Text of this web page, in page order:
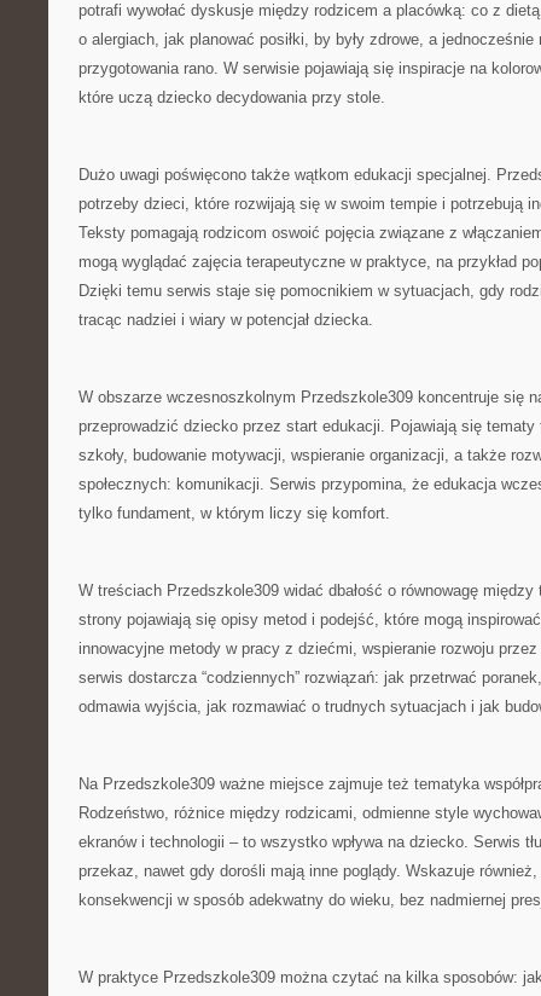
potrafi wywołać dyskusje między rodzicem a placówką: co z
o alergiach, jak planować posiłki, by były zdrowe, a
przygotowania rano. W serwisie pojawiają się inspiracje na
które uczą dziecko decydowania przy stole.
Dużo uwagi poświęcono także wątkom edukacji specjalnej.
potrzeby dzieci, które rozwijają się w swoim tempie i potrzebują
Teksty pomagają rodzicom oswoić pojęcia związane z
mogą wyglądać zajęcia terapeutyczne w praktyce, na przykład
Dzięki temu serwis staje się pomocnikiem w sytuacjach, gdy
tracąc nadziei i wiary w potencjał dziecka.
W obszarze wczesnoszkolnym Przedszkole309 koncentruje się
przeprowadzić dziecko przez start edukacji. Pojawiają się
szkoły, budowanie motywacji, wspieranie organizacji, a także
społecznych: komunikacji. Serwis przypomina, że edukacja
tylko fundament, w którym liczy się komfort.
W treściach Przedszkole309 widać dbałość o równowagę
strony pojawiają się opisy metod i podejść, które mogą
innowacyjne metody w pracy z dziećmi, wspieranie rozwoju
serwis dostarcza “codziennych” rozwiązań: jak przetrwać
odmawia wyjścia, jak rozmawiać o trudnych sytuacjach i jak
Na Przedszkole309 ważne miejsce zajmuje też tematyka
Rodzeństwo, różnice między rodzicami, odmienne style
ekranów i technologii – to wszystko wpływa na dziecko. Serwis
przekaz, nawet gdy dorośli mają inne poglądy. Wskazuje
konsekwencji w sposób adekwatny do wieku, bez nadmiernej
W praktyce Przedszkole309 można czytać na kilka sposobów: